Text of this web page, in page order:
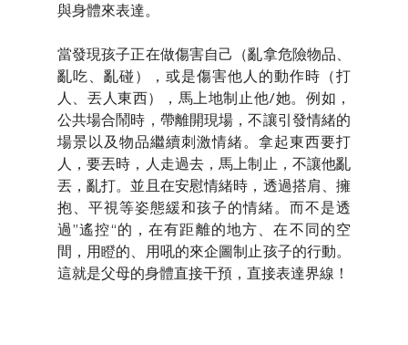
與身體來表達。
當發現孩子正在做傷害自己（亂拿危險物品、
亂吃、亂碰），或是傷害他人的動作時（打
人、丟人東西），馬上地制止他/她。例如，
公共場合鬧時，帶離開現場，不讓引發情緒的
場景以及物品繼續刺激情緒。拿起東西要打
人，要丟時，人走過去，馬上制止，不讓他亂
丟，亂打。並且在安慰情緒時，透過搭肩、擁
抱、平視等姿態緩和孩子的情緒。而不是透
過”遙控“的，在有距離的地方、在不同的空
間，用瞪的、用吼的來企圖制止孩子的行動。
這就是父母的身體直接干預，直接表達界線！